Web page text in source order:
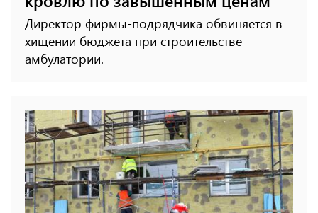
Директор фирмы-подрядчика обвиняется в
хищении бюджета при строительстве
амбулатории.